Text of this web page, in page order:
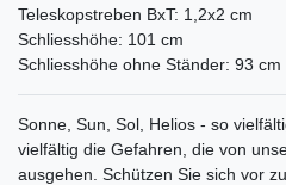
Teleskopstreben BxT: 1,2x2 cm
Schliesshöhe: 101 cm
Schliesshöhe ohne Ständer: 93 cm
Sonne, Sun, Sol, Helios - so
vielfältig die Gefahren, die von
ausgehen. Schützen Sie sich vor